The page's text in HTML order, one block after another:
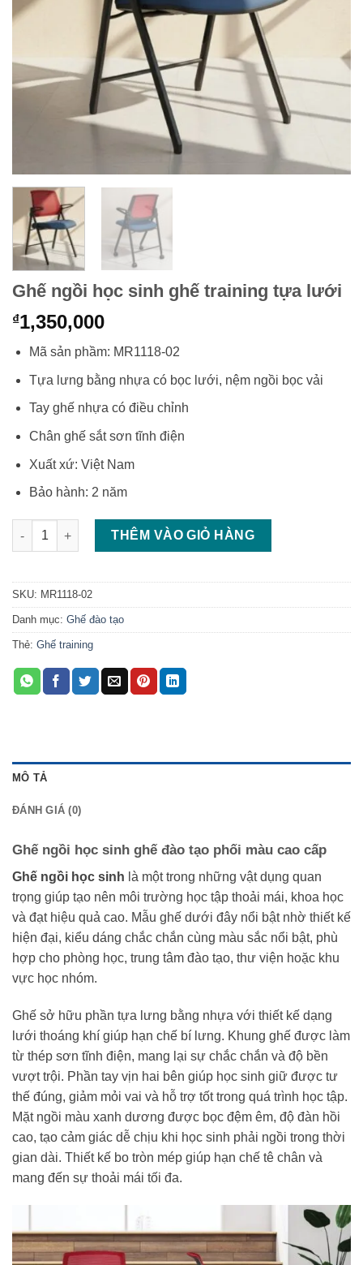
Ghế ngồi học sinh ghế training tựa lưới
₫1,350,000
Mã sản phầm: MR1118-02
Tựa lưng bằng nhựa có bọc lưới, nệm ngồi bọc vải
Tay ghế nhựa có điều chỉnh
Chân ghế sắt sơn tĩnh điện
Xuất xứ: Việt Nam
Bảo hành: 2 năm
Ghế ngồi học sinh ghế training tựa lưới số lượng
THÊM VÀO GIỎ HÀNG
SKU: MR1118-02
Danh mục: Ghế đào tạo
Thẻ: Ghế training
MÔ TẢ
ĐÁNH GIÁ (0)
Ghế ngồi học sinh ghế đào tạo phối màu cao cấp
Ghế ngồi học sinh là một trong những vật dụng quan
trọng giúp tạo nên môi trường học tập thoải mái, khoa học
và đạt hiệu quả cao. Mẫu ghế dưới đây nổi bật nhờ thiết kế
hiện đại, kiểu dáng chắc chắn cùng màu sắc nổi bật, phù
hợp cho phòng học, trung tâm đào tạo, thư viện hoặc khu
vực học nhóm.
Ghế sở hữu phần tựa lưng bằng nhựa với thiết kế dạng
lưới thoáng khí giúp hạn chế bí lưng. Khung ghế được làm
từ thép sơn tĩnh điện, mang lại sự chắc chắn và độ bền
vượt trội. Phần tay vịn hai bên giúp học sinh giữ được tư
thế đúng, giảm mỏi vai và hỗ trợ tốt trong quá trình học tập.
Mặt ngồi màu xanh dương được bọc đệm êm, độ đàn hồi
cao, tạo cảm giác dễ chịu khi học sinh phải ngồi trong thời
gian dài. Thiết kế bo tròn mép giúp hạn chế tê chân và
mang đến sự thoải mái tối đa.